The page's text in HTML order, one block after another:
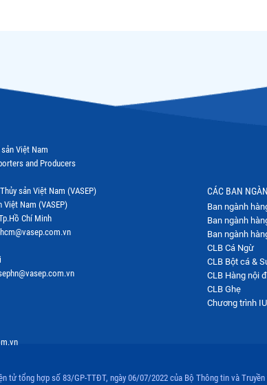
Việt Nam
and Producers
sản Việt Nam (VASEP)
Việt Nam (VASEP)
Chí Minh
CÁC BAN
Ban ngành
Ban ngành
Ban ngành
CLB Cá Ngừ
CLB Bột cá &
CLB Hàng nội
CLB Ghẹ
Chương trình
tử tổng hợp số 83/GP-TTĐT, ngày 06/07/2022 của Bộ Thông tin và